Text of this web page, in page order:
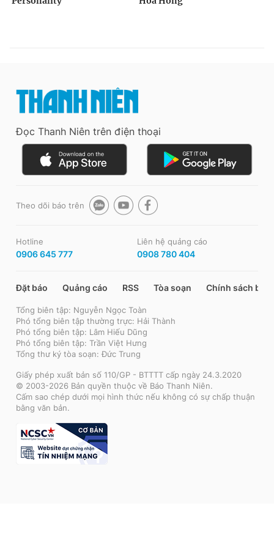
Đọc Thanh Niên trên điện thoại
Theo dõi báo trên
Hotline
0906 645 777
Liên hệ quảng cáo
0908 780 404
Đặt báo Quảng cáo RSS Tòa soạn Chính sách bảo
Tổng biên tập: Nguyễn Ngọc Toàn
Phó tổng biên tập thường trực: Hải Thành
Phó tổng biên tập: Lâm Hiếu Dũng
Phó tổng biên tập: Trần Việt Hưng
Tổng thư ký tòa soạn: Đức Trung
Giấy phép xuất bản số 110/GP - BTTTT cấp ngày 24.3.2020
© 2003-2026 Bản quyền thuộc về Báo Thanh Niên.
Cấm sao chép dưới mọi hình thức nếu không có sự chấp thuận
bằng văn bản.